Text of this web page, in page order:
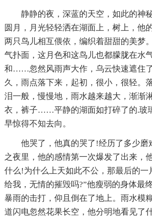
静静的夜，深蓝的天空，如此的神
圆月，月光轻轻洒在湖面上，树上，他
两只鸟儿相互偎依，编织着甜甜的美梦
气扑面，这月色和这鸟儿也都朦胧在水
和……忽然风雨声大作，乌云快速遮住
久，雨点落下来，起初，很小，很轻。
泪一般，慢慢地，雨水越来越大，渐渐
衣，裤子……平静的湖面如打碎了的.玻
早惊得不知去向。
他哭了，他真的哭了!经历了多少磨
之夜里，他的感情第一次爆发了出来，
什么!为什么上天如此不公，那最后的一
给我，无情的摧毁吗?”他瘦弱的身体最
暴雨的击打，仰且倒在了地上。雨水模
道闪电忽然花果长空，他分明地看见了